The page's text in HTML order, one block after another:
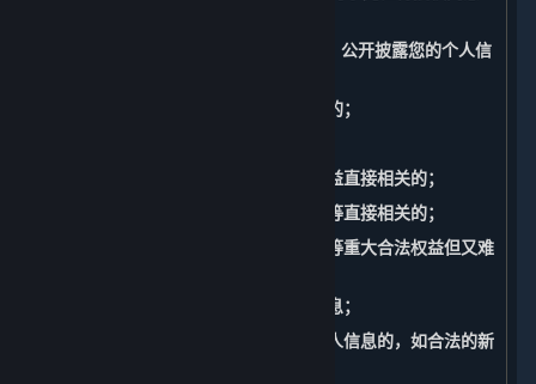
请注意，以下情形中，我们共享、转让、公开披露您的个人信
1. 与我们履行法律法规规定的义务相关的；
3. 与公共安全、公共卫生、重大公共利益直接相关的；
4. 与刑事侦查、起诉、审判和判决执行等直接相关的；
5. 出于维护您或其他个人的生命、财产等重大合法权益但又难
6. 您自行向社会公众公开的您的个人信息；
7. 从合法公开披露的信息中收集您的个人信息的，如合法的新